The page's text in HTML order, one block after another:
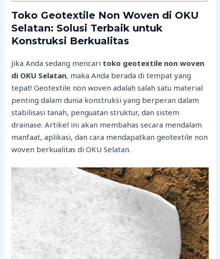
Toko Geotextile Non Woven di OKU
Selatan: Solusi Terbaik untuk
Konstruksi Berkualitas
Jika Anda sedang mencari toko geotextile non woven
di OKU Selatan, maka Anda berada di tempat yang
tepat! Geotextile non woven adalah salah satu material
penting dalam dunia konstruksi yang berperan dalam
stabilisasi tanah, penguatan struktur, dan sistem
drainase. Artikel ini akan membahas secara mendalam
manfaat, aplikasi, dan cara mendapatkan geotextile non
woven berkualitas di OKU Selatan.